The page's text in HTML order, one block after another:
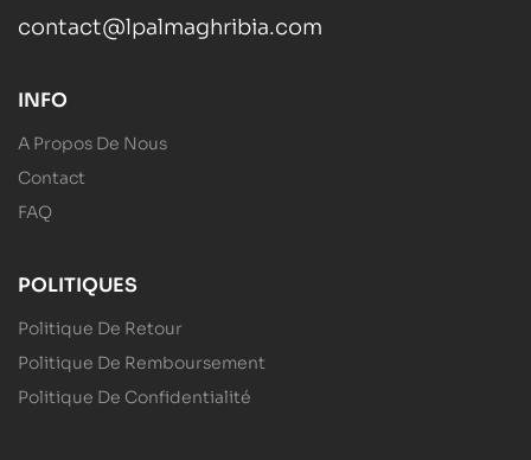
contact@lpalmaghribia.com
INFO
A Propos De Nous
Contact
FAQ
POLITIQUES
Politique De Retour
Politique De Remboursement
Politique De Confidentialité